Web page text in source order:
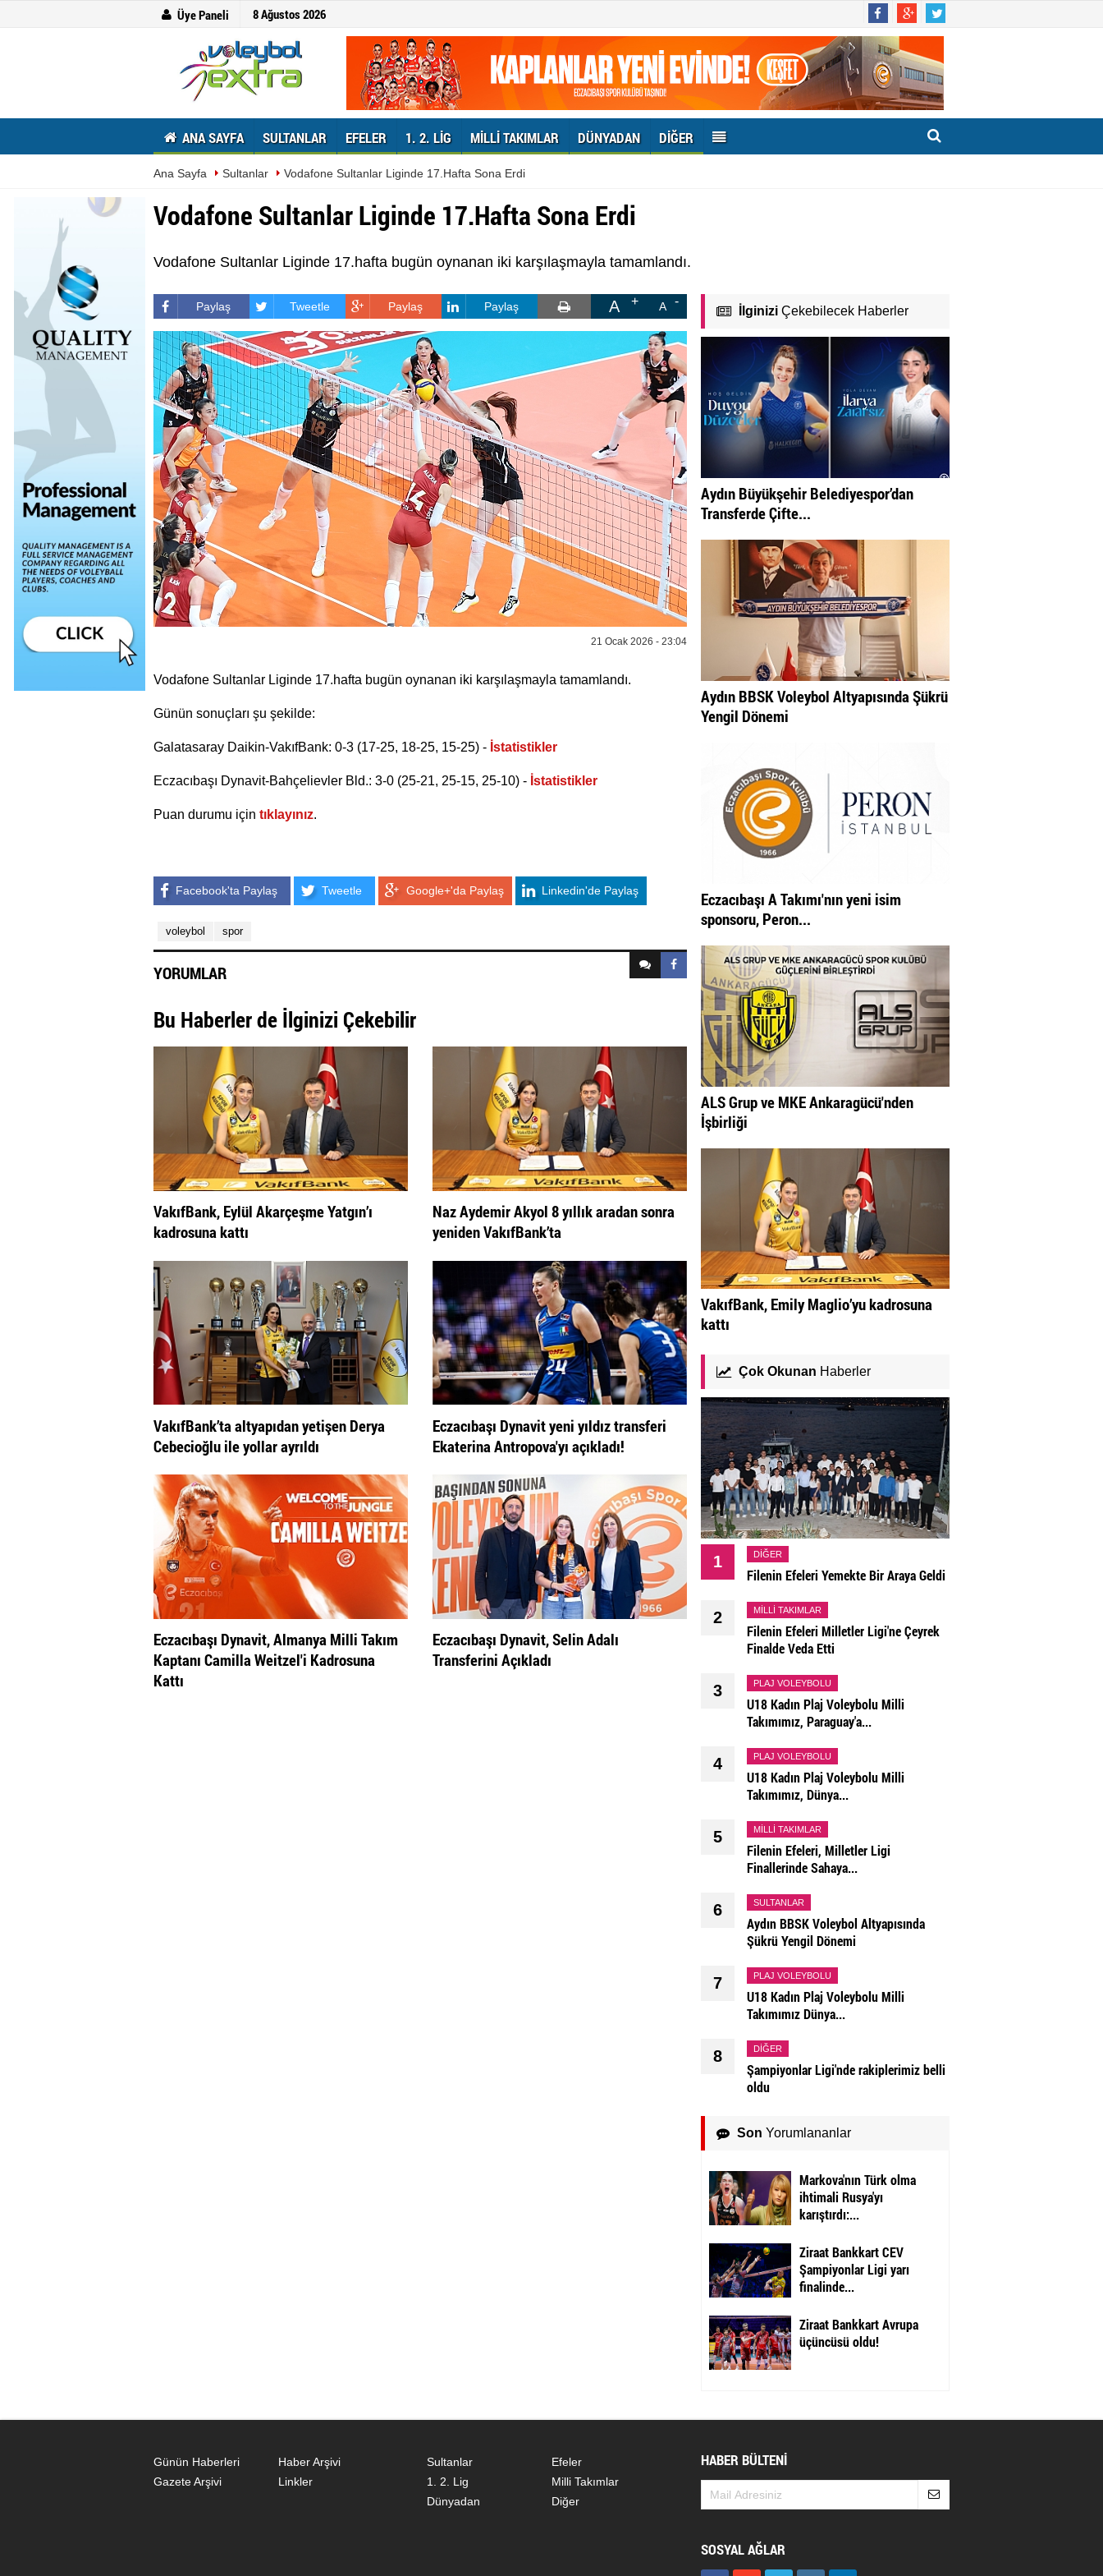
Üye Paneli 8 Ağustos 2026
ANA SAYFA SULTANLAR EFELER 1. 2. LIG MILLI TAKIMLAR DÜNYADAN DIĞER
Ana Sayfa Sultanlar Vodafone Sultanlar Liginde 17.Hafta Sona Erdi
Vodafone Sultanlar Liginde 17.Hafta Sona Erdi
Vodafone Sultanlar Liginde 17.hafta bugün oynanan iki karşılaşmayla tamamlandı.
Paylaş Tweetle Paylaş Paylaş A A
21 Ocak 2026 - 23:04
Vodafone Sultanlar Liginde 17.hafta bugün oynanan iki karşılaşmayla tamamlandı.
Günün sonuçları şu şekilde:
Galatasaray Daikin-VakıfBank: 0-3 (17-25, 18-25, 15-25) - İstatistikler
Eczacıbaşı Dynavit-Bahçelievler Bld.: 3-0 (25-21, 25-15, 25-10) - İstatistikler
Puan durumu için tıklayınız.
Facebook'ta Paylaş Tweetle Google+'da Paylaş Linkedin'de Paylaş
voleybol spor
YORUMLAR
Bu Haberler de İlginizi Çekebilir
VakıfBank, Eylül Akarçeşme Yatgın’ı
kadrosuna kattı
Naz Aydemir Akyol 8 yıllık aradan sonra
yeniden VakıfBank’ta
VakıfBank’ta altyapıdan yetişen Derya
Cebecioğlu ile yollar ayrıldı
Eczacıbaşı Dynavit yeni yıldız transferi
Ekaterina Antropova'yı açıkladı!
Eczacıbaşı Dynavit, Almanya Milli Takım
Kaptanı Camilla Weitzel'i Kadrosuna
Kattı
Eczacıbaşı Dynavit, Selin Adalı
Transferini Açıkladı
İlginiziÇekebilecek Haberler
Aydın Büyükşehir Belediyespor’dan
Transferde Çifte...
Aydın BBSK Voleybol Altyapısında Şükrü
Yengil Dönemi
Eczacıbaşı A Takımı'nın yeni isim
sponsoru, Peron...
ALS Grup ve MKE Ankaragücü'nden
İşbirliği
VakıfBank, Emily Maglio’yu kadrosuna
kattı
Çok Okunan Haberler
1 DIĞER
Filenin Efeleri Yemekte Bir Araya Geldi
2 MILLI TAKIMLAR
Filenin Efeleri Milletler Ligi'ne Çeyrek
Finalde Veda Etti
3 PLAJ VOLEYBOLU
U18 Kadın Plaj Voleybolu Milli
Takımımız, Paraguay'a...
4 PLAJ VOLEYBOLU
U18 Kadın Plaj Voleybolu Milli
Takımımız, Dünya...
5 MILLI TAKIMLAR
Filenin Efeleri, Milletler Ligi
Finallerinde Sahaya...
6 SULTANLAR
Aydın BBSK Voleybol Altyapısında
Şükrü Yengil Dönemi
7 PLAJ VOLEYBOLU
U18 Kadın Plaj Voleybolu Milli
Takımımız Dünya...
8 DIĞER
Şampiyonlar Ligi'nde rakiplerimiz belli
oldu
Son Yorumlananlar
Markova'nın Türk olma
ihtimali Rusya'yı
karıştırdı:...
Ziraat Bankkart CEV
Şampiyonlar Ligi yarı
finalinde...
Ziraat Bankkart Avrupa
üçüncüsü oldu!
Günün Haberleri
Haber Arşivi
Gazete Arşivi
Linkler
Sultanlar
Efeler
1. 2. Lig
Milli Takımlar
Dünyadan
Diğer
HABER BÜLTENİ
SOSYAL AĞLAR